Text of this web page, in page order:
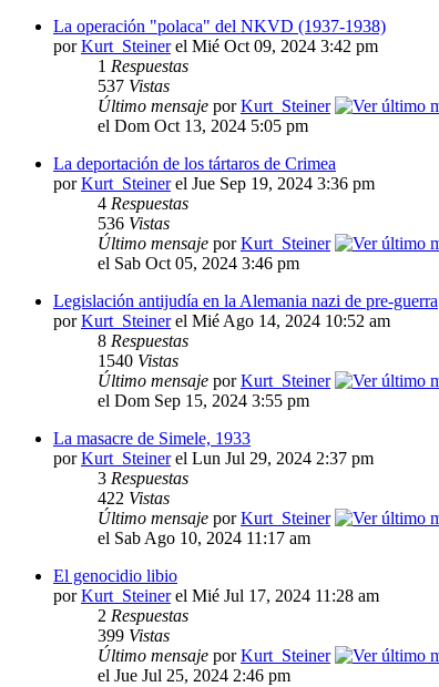
La operación "polaca" del NKVD (1937-1938)
porKurt_Steinerel Mié Oct 09, 2024 3:42 pm
1 Respuestas
537 Vistas
Último mensaje porKurt_Steiner
el Dom Oct 13, 2024 5:05 pm
La deportación de los tártaros de Crimea
porKurt_Steinerel Jue Sep 19, 2024 3:36 pm
4 Respuestas
536 Vistas
Último mensaje porKurt_Steiner
el Sab Oct 05, 2024 3:46 pm
Legislación antijudía en la Alemania nazi de pre-guerra
porKurt_Steinerel Mié Ago 14, 2024 10:52 am
8 Respuestas
1540 Vistas
Último mensaje porKurt_Steiner
el Dom Sep 15, 2024 3:55 pm
La masacre de Simele, 1933
porKurt_Steinerel Lun Jul 29, 2024 2:37 pm
3 Respuestas
422 Vistas
Último mensaje porKurt_Steiner
el Sab Ago 10, 2024 11:17 am
El genocidio libio
porKurt_Steinerel Mié Jul 17, 2024 11:28 am
2 Respuestas
399 Vistas
Último mensaje porKurt_Steiner
el Jue Jul 25, 2024 2:46 pm